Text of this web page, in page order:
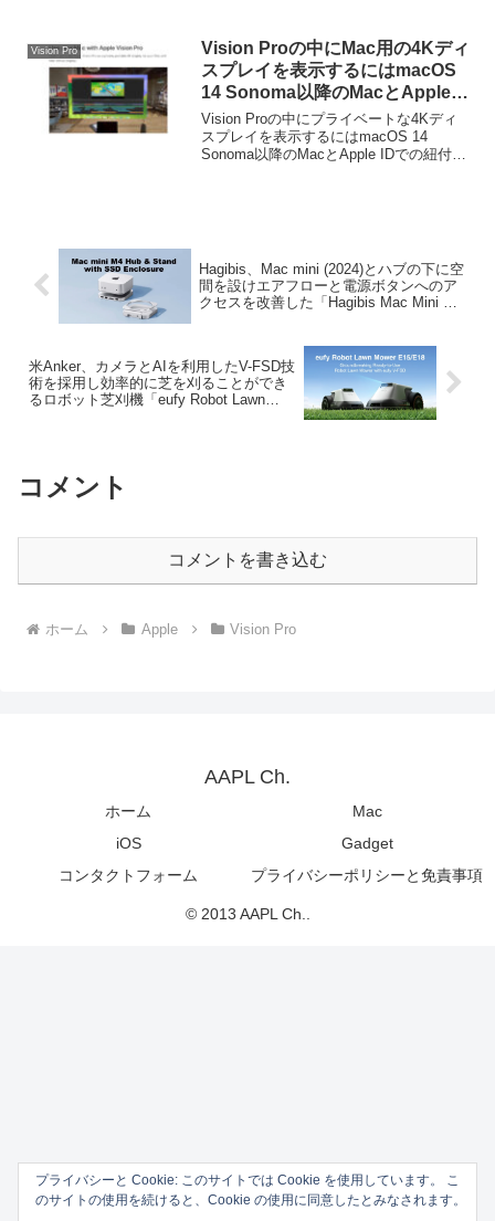
Vision Pro
Vision Proの中にMac用の4Kディ
スプレイを表示するにはmacOS
14 Sonoma以降のMacとApple
IDでの紐付けが必要。
Vision Proの中にプライベートな4Kディ
スプレイを表示するにはmacOS 14
Sonoma以降のMacとApple IDでの紐付け
Hagibis、Mac mini (2024)とハブの下に空
間を設けエアフローと電源ボタンへのア
クセスを改善した「Hagibis Mac Mini M4
米Anker、カメラとAIを利用したV-FSD技
術を採用し効率的に芝を刈ることができ
るロボット芝刈機「eufy Robot Lawn
コメント
コメントを書き込む
ホーム Apple Vision Pro
AAPL Ch.
ホーム
Mac
iOS
Gadget
コンタクトフォーム
プライバシーポリシーと免責事項
© 2013 AAPL Ch..
プライバシーと Cookie: このサイトでは Cookie を使用しています。 こ
のサイトの使用を続けると、Cookie の使用に同意したとみなされます。